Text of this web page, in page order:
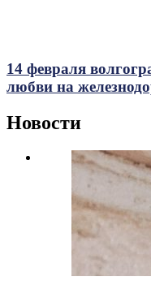
14 февраля
любви на
Новости